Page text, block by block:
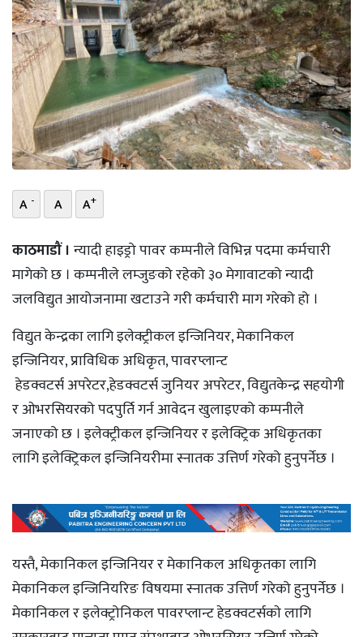
भिडियो
छापा
खोज
प्रोफाइल
ऊर्जा
विशेष
A - A A+
काठमाडौं । न्यादी हाइड्रो पावर कम्पनीले विभिन्न पदमा कर्मचारी
मागेको छ । कम्पनीले लम्जुङको रहेको ३० मेगावाटको न्यादी
जलविद्युत आयोजनामा खटाउने गरी कर्मचारी माग गरेको हो ।
विद्युत केन्द्रका लागि इलेक्ट्रीकल इन्जिनियर, मेकानिकल
इन्जिनियर, प्राविधिक अधिकृत, पावरप्लान्ट
हेडक्वटर्स अपरेटर,हेडक्वटर्स जुनियर अपरेटर, विद्युतकेन्द्र सहयोगी
र ओभरसियरको पदपुर्ति गर्न आवेदन खुलाइएको कम्पनीले
जनाएको छ । इलेक्ट्रीकल इन्जिनियर र इलेक्ट्रिक अधिकृतका
लागि इलेक्ट्रिकल इन्जिनियरीमा स्नातक उत्तिर्ण गरेको हुनुपर्नेछ ।
यस्तै, मेकानिकल इन्जिनियर र मेकानिकल अधिकृतका लागि
मेकानिकल इन्जिनियरिङ विषयमा स्नातक उत्तिर्ण गरेको हुनुपर्नेछ ।
मेकानिकल र इलेक्ट्रोनिकल पावरप्लान्ट हेडक्वटर्सकाे लागि